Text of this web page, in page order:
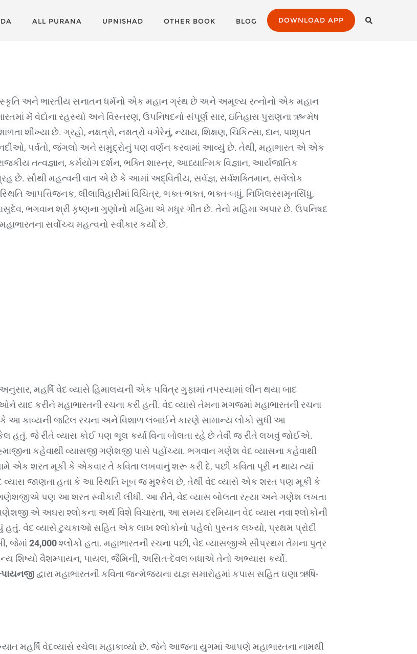
ALL PURANA UPNISHAD OTHER BOOK BLOG DOWNLOAD APP
અને ભારતીય સનાતન ધર્મનો એક મહાન ગ્રંથ છે અને અમૂલ્ય રત્નોનો એક મહાન
મેં વેદોના રહસ્યો અને વિસ્તરણ, ઉપનિષદનો સંપૂર્ણ સાર, ઇતિહાસ પુરાણના ઋન્મેષ
શીખ્યા છે. ગ્રહો, નક્ષત્રો, નક્ષત્રો વગેરેનું, ન્યાય, શિક્ષણ, ચિકિત્સા, દાન, પાશુપત
નદીઓ, પર્વતો, જંગલો અને સમુદ્રોનું પણ વર્ણન કરવામાં આવ્યું છે. તેથી, મહાભારત એ એક
રાજકીય તત્વજ્ઞાન, કર્મયોગ દર્શન, ભક્તિ શાસ્ત્ર, આધ્યાત્મિક વિજ્ઞાન, આર્યજાતિક
છે. સૌથી મહત્વની વાત એ છે કે આમાં અદ્વિતીય, સર્વજ્ઞ, સર્વશક્તિમાન, સર્વલોક
આપત્તિજનક, લીલાવિહારીમાં વિચિત્ર, ભક્ત-ભક્ત, ભક્ત-બધું, નિખિલરસમૃતસિંધુ,
ભગવાન શ્રી કૃષ્ણના ગુણોનો મહિમા એ મધુર ગીત છે. તેનો મહિમા અપાર છે. ઉપનિષદ
સર્વોચ્ચ મહત્વનો સ્વીકાર કર્યો છે.
મહર્ષિ વેદ વ્યાસે હિમાલયની એક પવિત્ર ગુફામાં તપસ્યામાં લીન થયા બાદ
કરીને મહાભારતની રચના કરી હતી. વેદ વ્યાસે તેમના મગજમાં મહાભારતની રચના
આ કાવ્યની જટિલ રચના અને વિશાળ લંબાઈને કારણે સામાન્ય લોકો સુધી આ
હતું. જે રીતે વ્યાસ કોઈ પણ ભૂલ કર્યા વિના બોલતા રહે છે તેવી જ રીતે લખવું જોઈએ.
કહેવાથી વ્યાસજી ગણેશજી પાસે પહોંચ્યા. ભગવાન ગણેશ વેદ વ્યાસના કહેવાથી
શરત મૂકી કે એકવાર તે કવિતા લખવાનું શરૂ કરી દે, પછી કવિતા પૂરી ન થાય ત્યાં
જાણતા હતા કે આ સ્થિતિ ખૂબ જ મુશ્કેલ છે, તેથી વેદ વ્યાસે એક શરત પણ મૂકી કે
પણ આ શરત સ્વીકારી લીધી. આ રીતે, વેદ વ્યાસ બોલતા રહ્યા અને ગણેશ લખતા
એ અઘરા શ્લોકના અર્થ વિશે વિચારતા, આ સમય દરમિયાન વેદ વ્યાસ નવા શ્લોકોની
હતું. વેદ વ્યાસે ટુચકાઓ સહિત એક લાખ શ્લોકોનો પહેલો પુસ્તક લખ્યો, પ્રથમ પ્રોદી
જેમાં24,000શ્લોકો હતા. મહાભારતની રચના પછી, વેદ વ્યાસજીએ સૌપ્રથમ તેમના પુત્ર
શિષ્યો વૈશમ્પાયન, પાયલ, જૈમિની, અસિત-દેવલ બધાએ તેનો અભ્યાસ કર્યો.
દ્વારા મહાભારતની કવિતા જન્મેજયના યજ્ઞ સમારોહમાં કપાસ સહિત ઘણા ઋષિ-
મહર્ષિ વેદવ્યાસે રચેલા મહાકાવ્યો છે. જેને આજના યુગમાં આપણે મહાભારતના નામથી